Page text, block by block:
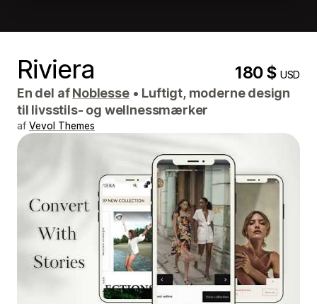
Riviera 180 $USD
En del afNoblesse • Luftigt, moderne design
til livsstils- og wellnessmærker
af Vevol Themes